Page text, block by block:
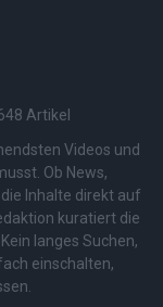
Artikel
Videos und
Ob News,
Inhalte direkt auf
kuratiert die
langes Suchen,
einschalten,